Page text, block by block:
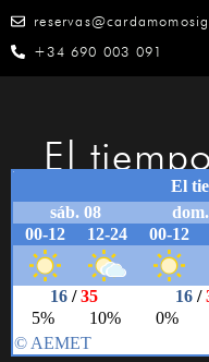
+34 690 003 091
El